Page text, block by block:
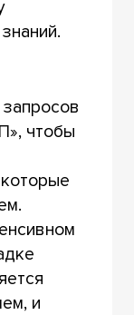
чтобы
и